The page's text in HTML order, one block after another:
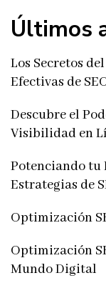
Últimos
Los Secretos
Efectivas de
Descubre el
Visibilidad en
Potenciando tu
Estrategias de
Optimización
Optimización
Mundo Digital